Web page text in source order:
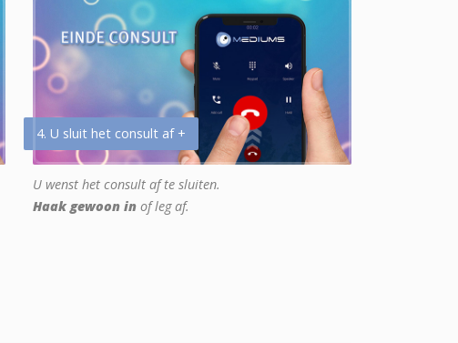
4. U sluit het consult af +
U wenst het consult af te sluiten.
Haak gewoon in of leg af.